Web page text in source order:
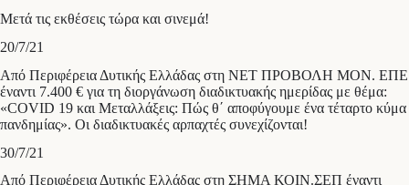
Μετά τις εκθέσεις τώρα και σινεμά!
20/7/21
Από Περιφέρεια Δυτικής Ελλάδας στη ΝΕΤ ΠΡΟΒΟΛΗ ΜΟΝ. ΕΠΕ
έναντι 7.400 € για τη διοργάνωση διαδικτυακής ημερίδας με θέμα:
«COVID 19 και Μεταλλάξεις: Πώς θ΄ αποφύγουμε ένα τέταρτο κύμα
πανδημίας». Οι διαδικτυακές αρπαχτές συνεχίζονται!
30/7/21
Από Περιφέρεια Δυτικής Ελλάδας στη ΣΗΜΑ ΚΟΙΝ.ΣΕΠ έναντι